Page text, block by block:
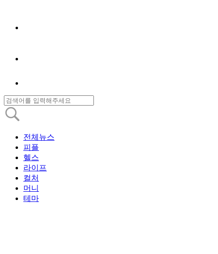
전체뉴스
피플
헬스
라이프
컬처
머니
테마